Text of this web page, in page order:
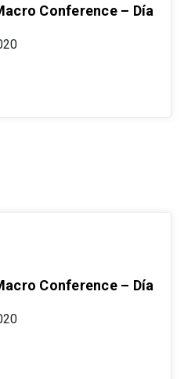
Conference – Día
Conference – Día